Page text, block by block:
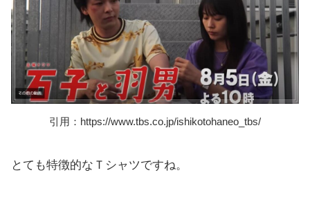
引用：https://www.tbs.co.jp/ishikotohaneo_tbs/
とても特徴的なＴシャツですね。